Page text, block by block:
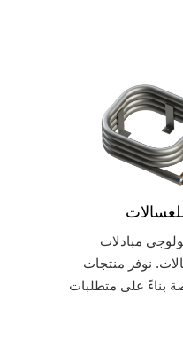
مبادلات
نوفر منتجات
بناءً على متطلبات